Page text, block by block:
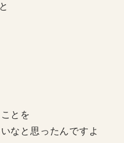
とを
なと思ったんですよ